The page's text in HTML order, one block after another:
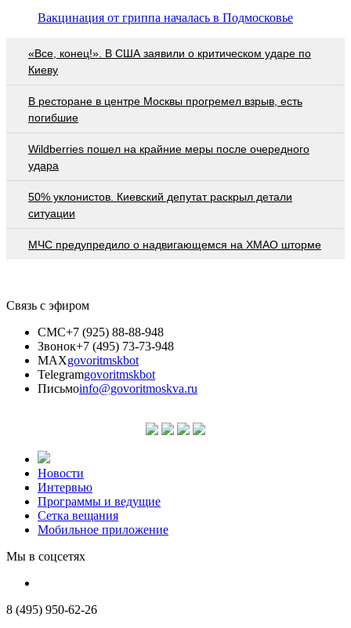
Вакцинация от гриппа началась в Подмосковье
«Все, конец!». В США заявили о критическом ударе по
Киеву
В ресторане в центре Москвы прогремел взрыв, есть
погибшие
Wildberries пошел на крайние меры после очередного
удара
50% уклонистов. Киевский депутат раскрыл детали
ситуации
МЧС предупредило о надвигающемся на ХМАО шторме
Связь с эфиром
СМС+7 (925) 88-88-948
Звонок+7 (495) 73-73-948
MAXgovoritmskbot
Telegramgovoritmskbot
Письмоinfo@govoritmoskva.ru
Новости
Интервью
Программы и ведущие
Сетка вещания
Мобильное приложение
Мы в соцсетях
8 (495) 950-62-26